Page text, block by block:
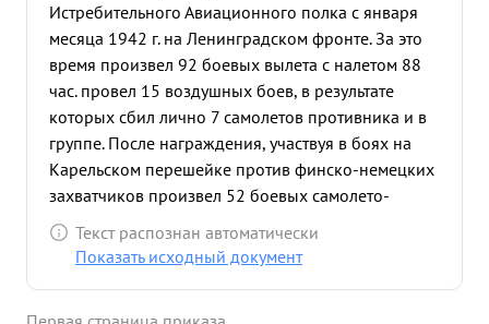
Истребительного Авиационного полка с января
месяца 1942 г. на Ленинградском фронте. За это
время произвел 92 боевых вылета с налетом 88
час. провел 15 воздушных боев, в результате
которых сбил лично 7 самолетов противника и в
группе. После награждения, участвуя в боях на
Карельском перешейке против финско-немецких
захватчиков произвел 52 боевых самолето-
вылета с налетом 38 час. 32 мин. Из них: на
сопровождение ПЕ-2 и ил- -15 Самолето-вылетов.
Текст распознан автоматически
Показать исходный документ